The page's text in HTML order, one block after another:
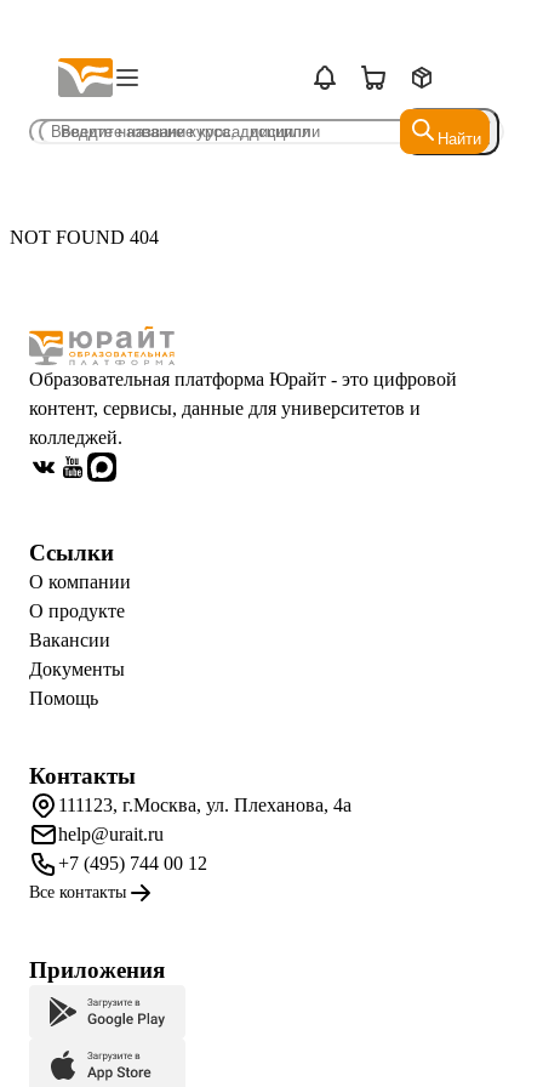
Найти
Найти
NOT FOUND 404
Образовательная платформа Юрайт - это цифровой
контент, сервисы, данные для университетов и
колледжей.
Ссылки
О компании
О продукте
Вакансии
Документы
Помощь
Контакты
111123, г.Москва, ул. Плеханова, 4а
help@urait.ru
+7 (495) 744 00 12
Все контакты
Приложения